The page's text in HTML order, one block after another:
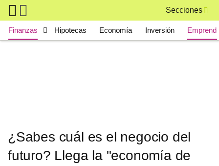
Skip to main content
Secciones
Main navigation
Finanzas Hipotecas Economía Inversión
¿Sabes cuál es el negocio del
futuro? Llega la "economía de